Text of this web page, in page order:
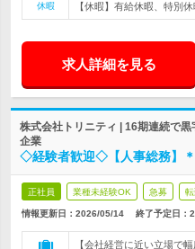
休暇
【休暇】有給休暇、特別
求人詳細を見る
株式会社トリニティ | 16期連続で
企業
◇経験者歓迎◇【人事総務】
正社員 業種未経験OK 急募 転
情報更新日：2026/05/14 終了予定日：
【会社経営に近い立場で